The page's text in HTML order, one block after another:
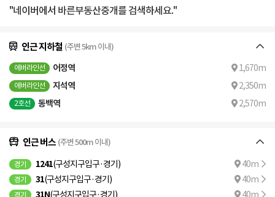
"네이버에서 바른부동산중개를 검색하세요."
인근 지하철 (주변 5km 이내)
에버라인선 어정역 1,670m
에버라인선 지석역 2,350m
2호선 동백역 2,570m
인근 버스 (주변 500m 이내)
경기 1241(구성지구입구·경기) 40m
경기 31(구성지구입구·경기) 40m
경기 31N(구성지구입구·경기) 40m